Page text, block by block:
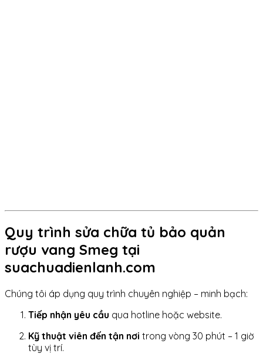
Quy trình sửa chữa tủ bảo quản
rượu vang Smeg tại
suachuadienlanh.com
Chúng tôi áp dụng quy trình chuyên nghiệp – minh bạch:
Tiếp nhận yêu cầu qua hotline hoặc website.
Kỹ thuật viên đến tận nơi trong vòng 30 phút – 1 giờ
tùy vị trí.